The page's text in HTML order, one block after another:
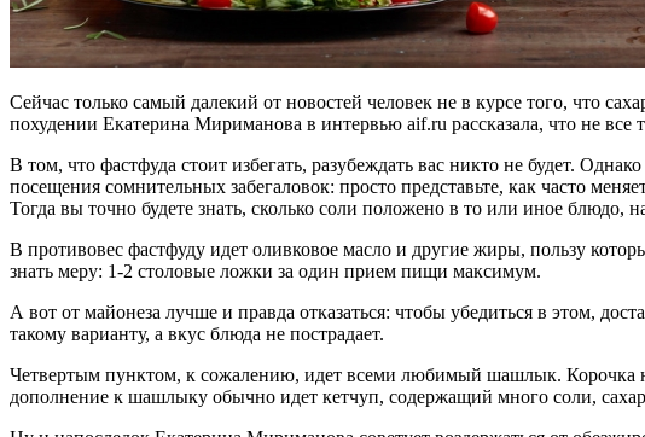
Сейчас только самый далекий от новостей человек не в курсе того, что
похудении Екатерина Мириманова в интервью aif.ru рассказала, что не все
В том, что фастфуда стоит избегать, разубеждать вас никто не будет.
посещения сомнительных забегаловок: просто представьте, как часто
Тогда вы точно будете знать, сколько соли положено в то или иное блюдо,
В противовес фастфуду идет оливковое масло и другие жиры, пользу
знать меру: 1-2 столовые ложки за один прием пищи максимум.
А вот от майонеза лучше и правда отказаться: чтобы убедиться в этом,
такому варианту, а вкус блюда не пострадает.
Четвертым пунктом, к сожалению, идет всеми любимый шашлык. Корочка
дополнение к шашлыку обычно идет кетчуп, содержащий много соли,